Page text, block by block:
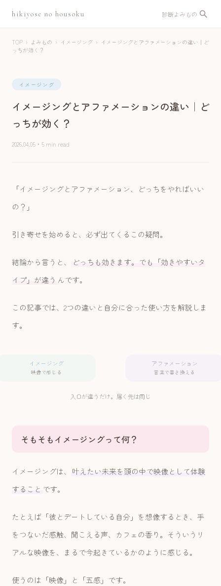
hikiyose no housoku 診断よみもの
TOP › よみもの › イメージング › イメージングとアファメーションの違い｜ど
っちが効く？
イメージング
イメージングとアファメーションの違い｜ど
っちが効く？
2026.04.05 ・ 5 min read
「イメージングとアファメーション、どっちをやればいい
の？」
引き寄せを始めると、必ず出てくるこの疑問。
結論から言うと、
どっちも効きます。でも「効きやすいタ
イプ」が違う んです。
この記事では、2つの違いと自分に合った使い方を解説しま
す。
イメージング
映像で感じる
アファメーション
言葉で書き換える
入口が違うだけ。届く先は同じ
そもそもイメージングって何？
イメージングは、
叶えたい未来を頭の中で映像として体験
すること です。
たとえば「彼とデートしている自分」を想像するとき、手
をつないだ感触、聞こえる声、カフェの香り。そういうリ
アルな映像を、まるで今起きているかのように感じる。
使うのは「映像」と「五感」です。